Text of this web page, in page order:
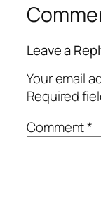
Leave a
Your email
Required
Comment*